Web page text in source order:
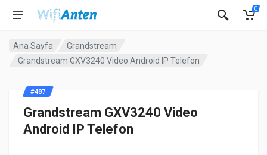
0
Ana Sayfa
Grandstream
Grandstream GXV3240 Video Android IP Telefon
Grandstream GXV3240 Video
Android IP Telefon
#487